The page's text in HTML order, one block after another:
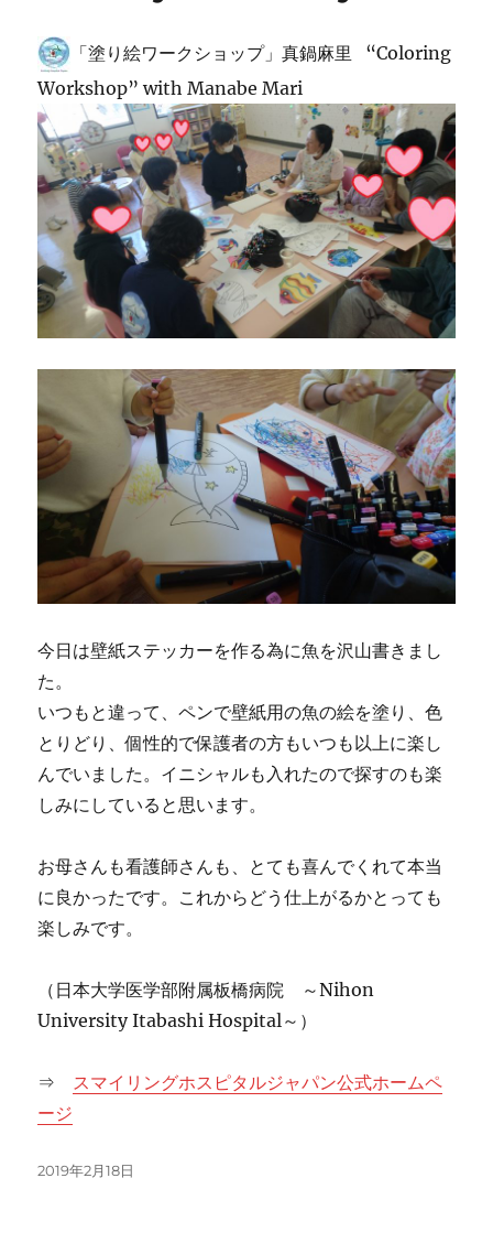
「塗り絵ワークショップ」真鍋麻里 “Coloring
Workshop” with Manabe Mari
今日は壁紙ステッカーを作る為に魚を沢山書きまし
た。
いつもと違って、ペンで壁紙用の魚の絵を塗り、色
とりどり、個性的で保護者の方もいつも以上に楽し
んでいました。イニシャルも入れたので探すのも楽
しみにしていると思います。
お母さんも看護師さんも、とても喜んでくれて本当
に良かったです。これからどう仕上がるかとっても
楽しみです。
（日本大学医学部附属板橋病院 ～Nihon
University Itabashi Hospital～）
⇒ スマイリングホスピタルジャパン公式ホームペ
ージ
投
2019年2月18日